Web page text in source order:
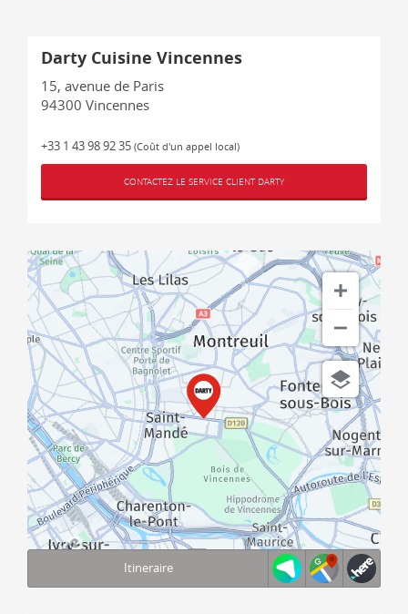
Darty Cuisine Vincennes
15, avenue de Paris
94300 Vincennes
+33 1 43 98 92 35 (Coût d'un appel local)
CONTACTEZ LE SERVICE CLIENT DARTY
© 1987–2026 HERE, IGN
Itineraire